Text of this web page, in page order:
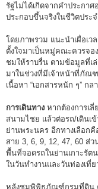
รัฐไม่ได้เกิดจากคำประกา
ประกอบขึ้นจริงในชีวิตประ
โดยภาพรวม แนะนำเผื่อเ
ตั้งใจมาเป็นหมู่คณะควรจอ
ชมให้ราบรื่น ตามข้อมูลที่เ
มาในช่วงที่มีเจ้าหน้าที่ภัณ
เนื้อหา “เอกสารหนัก ๆ” ก
การเดินทาง หากต้องการเลี่
สนามไชย แล้วต่อรถ/เดิน
ย่านพระนคร อีกทางเลือก
สาย 3, 6, 9, 12, 47, 60 ส่
พื้นที่จอดรถในย่านเกาะรัต
ในวันทำงานและวันท่องเที่ย
หลังชมพิพิธภัณฑ์กรมที่ดิน